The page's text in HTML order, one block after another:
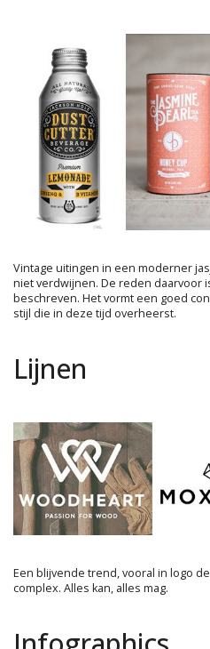
Vintage uitingen in een moderner
niet verdwijnen. De reden daarvoor
beschreven. Het vormt een goed
stijl die in deze tijd overheerst.
Lijnen
Een blijvende trend, vooral in logo
complex. Alles kan, alles mag.